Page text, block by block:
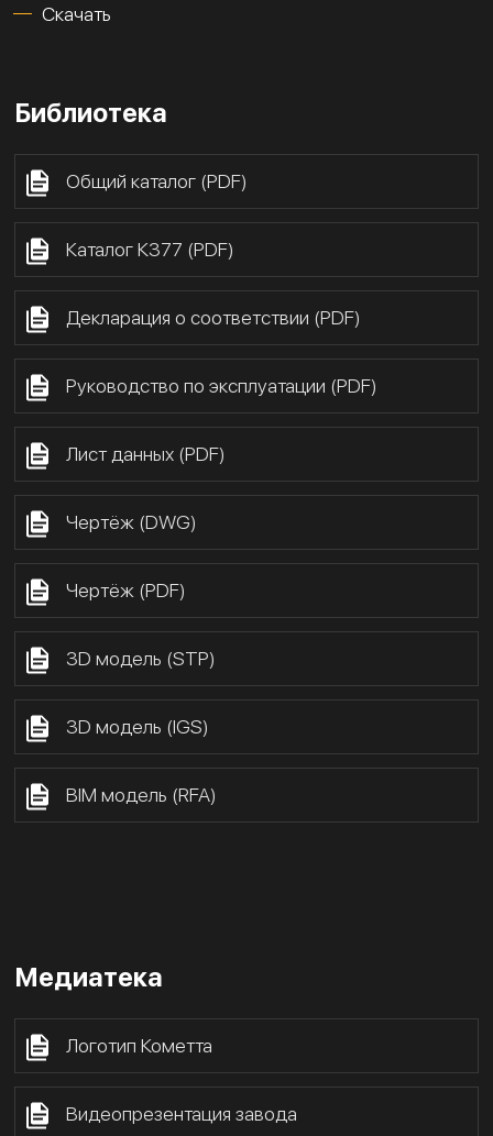
Скачать
Библиотека
Общий каталог (PDF)
Каталог К377 (PDF)
Декларация о соответствии (PDF)
Руководство по эксплуатации (PDF)
Лист данных (PDF)
Чертёж (DWG)
Чертёж (PDF)
3D модель (STP)
3D модель (IGS)
BIM модель (RFA)
Медиатека
Логотип Кометта
Видеопрезентация завода